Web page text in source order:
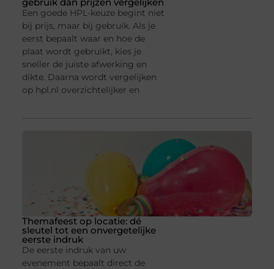
gebruik dan prijzen vergelijken
Een goede HPL-keuze begint niet
bij prijs, maar bij gebruik. Als je
eerst bepaalt waar en hoe de
plaat wordt gebruikt, kies je
sneller de juiste afwerking en
dikte. Daarna wordt vergelijken
op hpl.nl overzichtelijker en
Themafeest op locatie: dé
sleutel tot een onvergetelijke
eerste indruk
De eerste indruk van uw
evenement bepaalt direct de